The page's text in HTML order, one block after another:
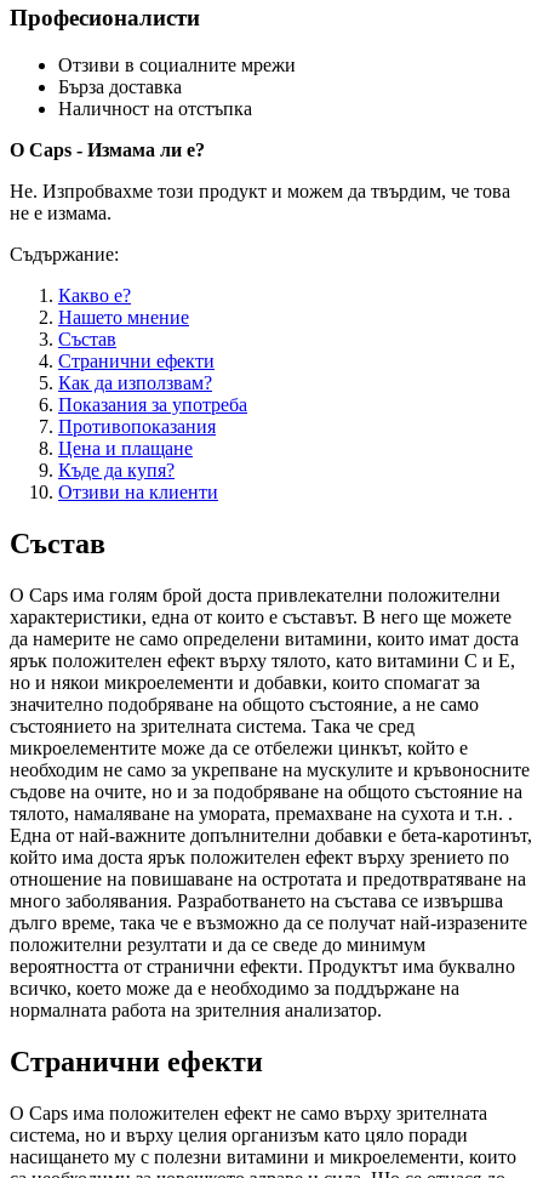
Професионалисти
Отзиви в социалните мрежи
Бърза доставка
Наличност на отстъпка
O Caps - Измама ли е?
Не. Изпробвахме този продукт и можем да твърдим, че това
не е измама.
Съдържание:
Какво е?
Нашето мнение
Състав
Странични ефекти
Как да използвам?
Показания за употреба
Противопоказания
Цена и плащане
Къде да купя?
Отзиви на клиенти
Състав
O Caps има голям брой доста привлекателни положителни
характеристики, една от които е съставът. В него ще можете
да намерите не само определени витамини, които имат доста
ярък положителен ефект върху тялото, като витамини С и Е,
но и някои микроелементи и добавки, които спомагат за
значително подобряване на общото състояние, а не само
състоянието на зрителната система. Така че сред
микроелементите може да се отбележи цинкът, който е
необходим не само за укрепване на мускулите и кръвоносните
съдове на очите, но и за подобряване на общото състояние на
тялото, намаляване на умората, премахване на сухота и т.н. .
Една от най-важните допълнителни добавки е бета-каротинът,
който има доста ярък положителен ефект върху зрението по
отношение на повишаване на остротата и предотвратяване на
много заболявания. Разработването на състава се извършва
дълго време, така че е възможно да се получат най-изразените
положителни резултати и да се сведе до минимум
вероятността от странични ефекти. Продуктът има буквално
всичко, което може да е необходимо за поддържане на
нормалната работа на зрителния анализатор.
Странични ефекти
O Caps има положителен ефект не само върху зрителната
система, но и върху целия организъм като цяло поради
насищането му с полезни витамини и микроелементи, които